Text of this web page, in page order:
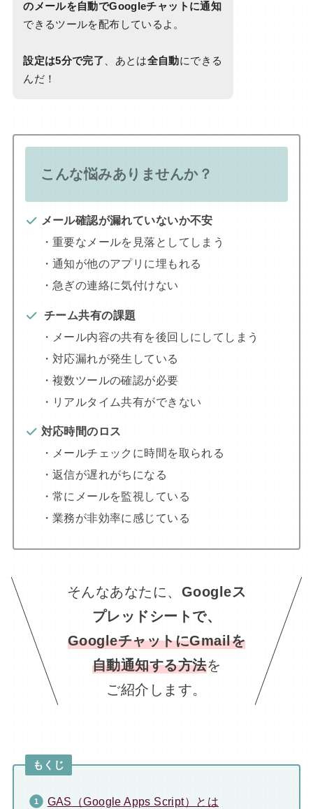
のメールを自動でGoogleチャットに通知
できるツールを配布しているよ。
設定は5分で完了、あとは全自動にできる
んだ！
こんな悩みありませんか？
メール確認が漏れていないか不安
・重要なメールを見落としてしまう
・通知が他のアプリに埋もれる
・急ぎの連絡に気付けない
チーム共有の課題
・メール内容の共有を後回しにしてしまう
・対応漏れが発生している
・複数ツールの確認が必要
・リアルタイム共有ができない
対応時間のロス
・メールチェックに時間を取られる
・返信が遅れがちになる
・常にメールを監視している
・業務が非効率に感じている
そんなあなたに、 Googleス
プレッドシートで、
GoogleチャットにGmailを
自動通知する方法を
ご紹介します。
もくじ
GAS（Google Apps Script）とは